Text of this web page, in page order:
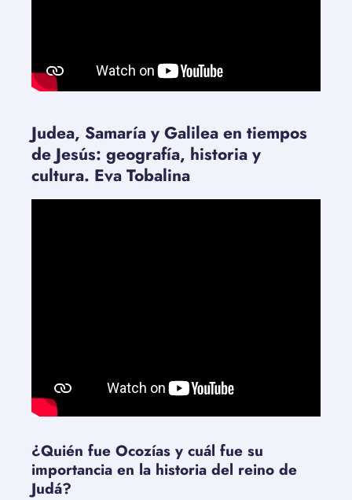
Judea, Samaría y Galilea en tiempos
de Jesús: geografía, historia y
cultura. Eva Tobalina
¿Quién fue Ocozías y cuál fue su
importancia en la historia del reino de
Judá?